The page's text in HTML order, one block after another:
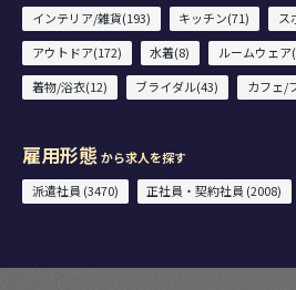
インテリア/雑貨(193)
キッチン(71)
ス
アウトドア(172)
水着(8) ルームウェア
着物/浴衣(12)
ブライダル(43) カフェ/
雇用形態 から求人を探す
派遣社員 (3470)
正社員・契約社員 (2008)